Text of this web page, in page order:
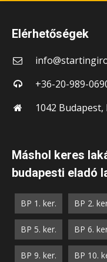
Elérhetőségek
+36-20-989-
1042 Budapest,
Máshol keres
budapesti eladó
BP 1. ker. BP 2.
BP 5. ker. BP 6.
BP 9. ker. BP 10.